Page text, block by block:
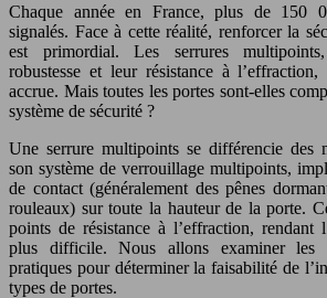
Chaque année en France, plus de 150
signalés. Face à cette réalité, renforcer la
est primordial. Les serrures
robustesse et leur résistance à
accrue. Mais toutes les portes sont-elles
système de sécurité ?
Une serrure multipoints se différencie des
son système de verrouillage multipoints,
de contact (généralement des pênes
rouleaux) sur toute la hauteur de la porte.
points de résistance à l’effraction, rendant
plus difficile. Nous allons examiner les
pratiques pour déterminer la faisabilité de
types de portes.